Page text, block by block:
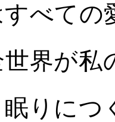
すべて
界が私
りにつ